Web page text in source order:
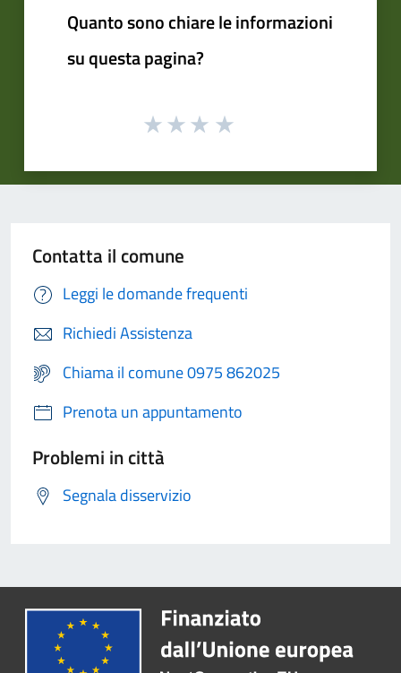
Quanto sono chiare le informazioni
su questa pagina?
Contatta il comune
Leggi le domande frequenti
Richiedi Assistenza
Chiama il comune 0975 862025
Prenota un appuntamento
Problemi in città
Segnala disservizio